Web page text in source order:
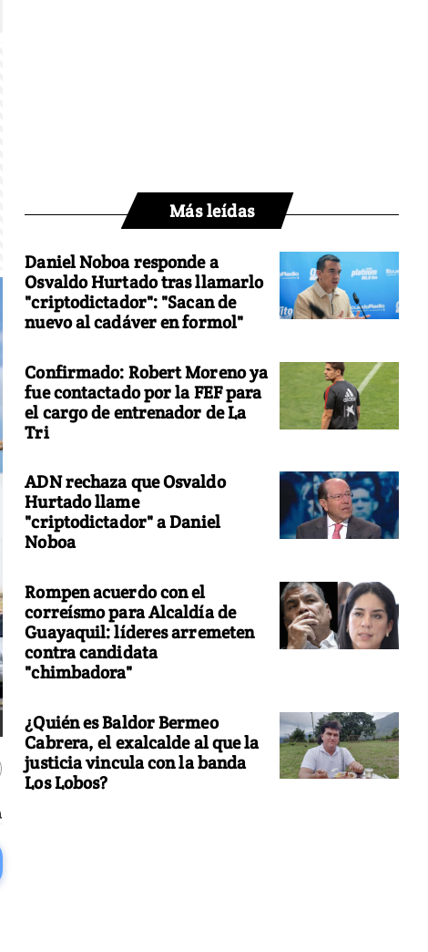
Más leídas
Daniel Noboa responde a
Osvaldo Hurtado tras llamarlo
"criptodictador": "Sacan de
nuevo al cadáver en formol"
Confirmado: Robert Moreno ya
fue contactado por la FEF para
el cargo de entrenador de La
Tri
ADN rechaza que Osvaldo
Hurtado llame
"criptodictador" a Daniel
Noboa
Rompen acuerdo con el
correísmo para Alcaldía de
Guayaquil: líderes arremeten
contra candidata
"chimbadora"
¿Quién es Baldor Bermeo
Cabrera, el exalcalde al que la
justicia vincula con la banda
Los Lobos?